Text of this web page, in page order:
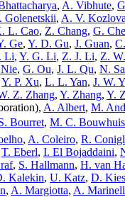
, A. Vibhute,
Golenetskii, A. V. Kozlova
L. Cao, Z. Chang, G.
Ge, Y. D. Gu, J. Guan,
Li, Y. G. Li, Z. J. Li, Z.
, G. Ou, J. L. Qu, N.
Y. P. Xu, L. L. Yan, J. W.
Z. Zhang, Y. Zhang, Y.
A. Albert, M.
Bourret, M. C. Bouwhuis
, A. Coleiro, R.
T. Eberl, I. El Bojaddaini,
, S. Hallmann, H. van
Kalekin, U. Katz, D.
, A. Margiotta, A.